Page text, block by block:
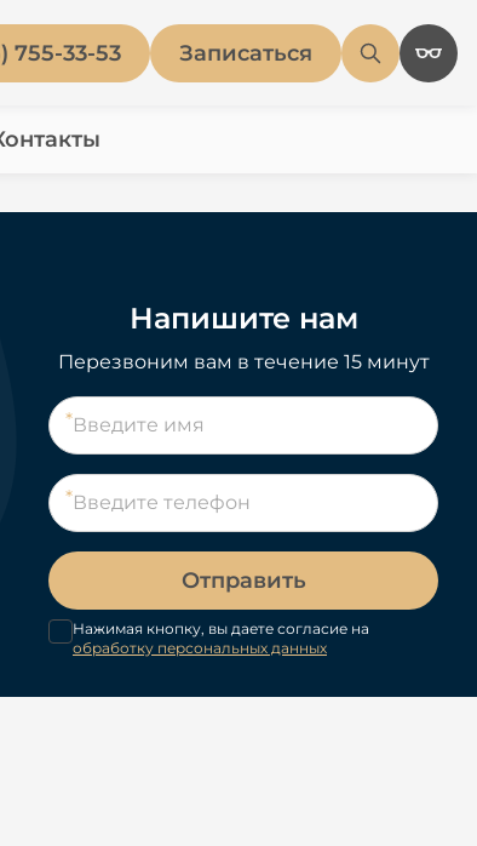
755-33-53 Записаться
Напишите нам
Перезвоним вам в течение 15 минут
Отправить
Нажимая кнопку, вы даете согласие на
обработку персональных данных